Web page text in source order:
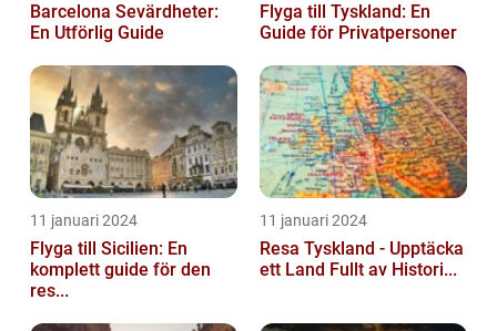
Barcelona Sevärdheter:
En Utförlig Guide
Flyga till Tyskland: En
Guide för Privatpersoner
11 januari 2024
Flyga till Sicilien: En
komplett guide för den
res...
11 januari 2024
Resa Tyskland - Upptäcka
ett Land Fullt av Histori...